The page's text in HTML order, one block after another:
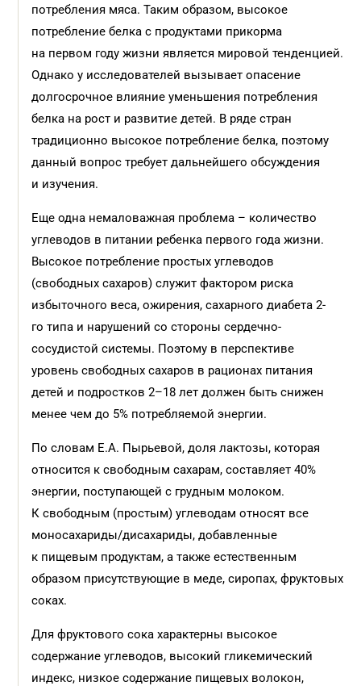
потребления мяса. Таким образом, высокое
потребление белка с продуктами прикорма
на первом году жизни является мировой тенденцией.
Однако у исследователей вызывает опасение
долгосрочное влияние уменьшения потребления
белка на рост и развитие детей. В ряде стран
традиционно высокое потребление белка, поэтому
данный вопрос требует дальнейшего обсуждения
и изучения.
Еще одна немаловажная проблема – количество
углеводов в питании ребенка первого года жизни.
Высокое потребление простых углеводов
(свободных сахаров) служит фактором риска
избыточного веса, ожирения, сахарного диабета 2-
го типа и нарушений со стороны сердечно-
сосудистой системы. Поэтому в перспективе
уровень свободных сахаров в рационах питания
детей и подростков 2–18 лет должен быть снижен
менее чем до 5% потребляемой энергии.
По словам Е.А. Пырьевой, доля лактозы, которая
относится к свободным сахарам, составляет 40%
энергии, поступающей с грудным молоком.
К свободным (простым) углеводам относят все
моносахариды/дисахариды, добавленные
к пищевым продуктам, а также естественным
образом присутствующие в меде, сиропах, фруктовых
соках.
Для фруктового сока характерны высокое
содержание углеводов, высокий гликемический
индекс, низкое содержание пищевых волокон,